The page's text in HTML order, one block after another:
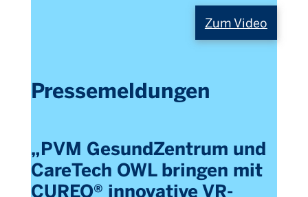
Zum Video
Pressemeldungen
„PVM GesundZentrum und
CareTech OWL bringen mit
CUREO® innovative VR-